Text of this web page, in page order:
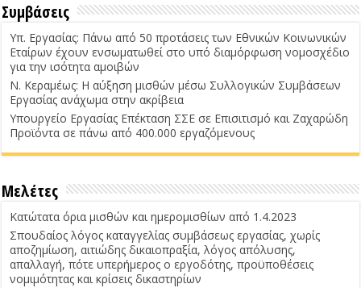
Συμβάσεις
Υπ. Εργασίας: Πάνω από 50 προτάσεις των Εθνικών Κοινωνικών
Εταίρων έχουν ενσωματωθεί στο υπό διαμόρφωση νομοσχέδιο
για την ισότητα αμοιβών
Ν. Κεραμέως: Η αύξηση μισθών μέσω Συλλογικών Συμβάσεων
Εργασίας ανάχωμα στην ακρίβεια
Υπουργείο Εργασίας Επέκταση ΣΣΕ σε Επισιτισμό και Ζαχαρώδη
Προϊόντα σε πάνω από 400.000 εργαζόμενους
Μελέτες
Κατώτατα όρια μισθών και ημερομισθίων από 1.4.2023
Σπουδαίος λόγος καταγγελίας συμβάσεως εργασίας, χωρίς
αποζημίωση, αιτιώδης δικαιοπραξία, λόγος απόλυσης,
απαλλαγή, πότε υπερήμερος ο εργοδότης, προϋποθέσεις
νομιμότητας και κρίσεις δικαστηρίων